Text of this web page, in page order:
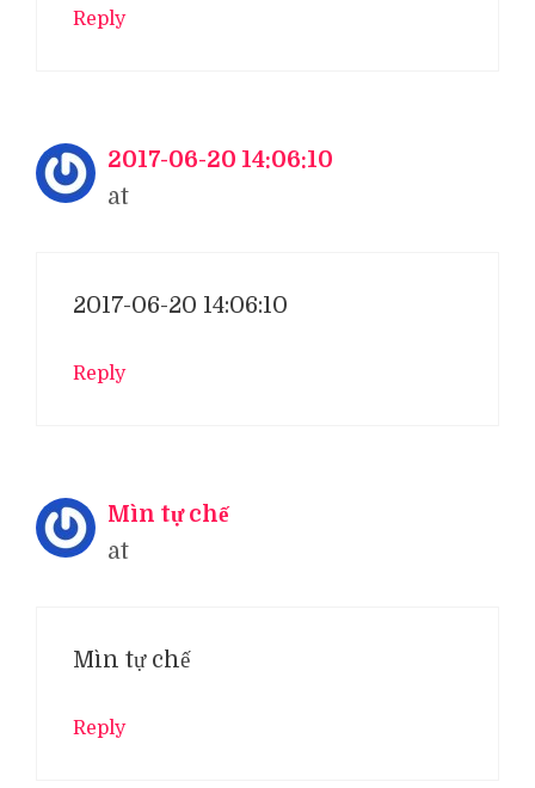
Reply
2017-06-20 14:06:10
at
2017-06-20 14:06:10
Reply
Mìn tự chế
at
Mìn tự chế
Reply